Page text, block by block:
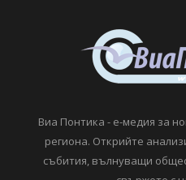
Виа Понтика - е-медия за
региона. Открийте
събития, вълнуващи